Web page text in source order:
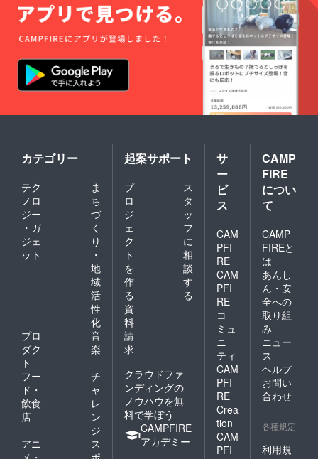
カテゴリー
テク
ノロ
ジー
・ガ
ジェ
ット
ま
ち
づ
く
り
・
地
域
活
性
化
プロ
ダク
ト
音
楽
フー
ド・
飲食
店
チ
ャ
レ
ン
ジ
アニ
ス
起案サポート
プ
ロ
ジ
ェ
ク
ト
を
作
る
ス
タ
ッ
フ
に
相
談
す
る
資
料
請
求
クラウドファ
ンディングの
ノウハウを無
料で学ぼう
CAMPFIRE
アカデミー
サ
ー
ビ
ス
CAM
PFI
RE
CAM
PFI
RE
コ
ミュ
ニ
ティ
CAM
PFI
RE
Crea
tion
CAM
PFI
CAMP
FIRE
につい
て
CAMP
FIREと
は
あんし
ん・安
全への
取り組
み
ニュー
ス
ヘルプ
お問い
合わせ
各種規定
利用規